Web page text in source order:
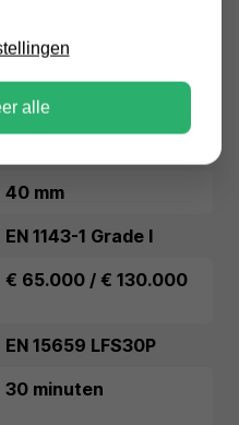
840x650x550 mm
40 mm
EN 1143-1 Grade I
€ 65.000 / € 130.000
EN 15659 LFS30P
30 minuten
alle